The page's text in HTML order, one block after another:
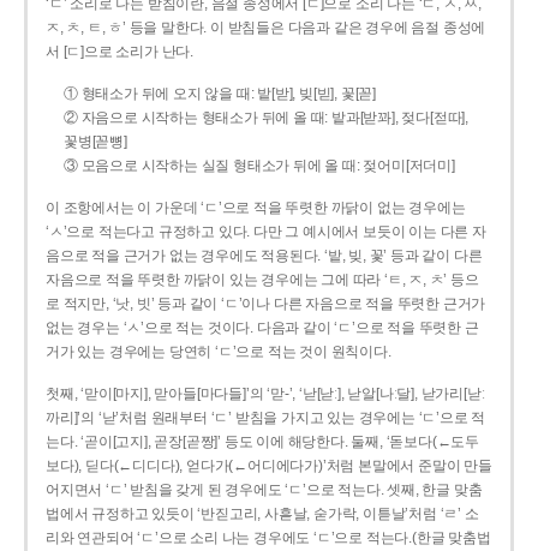
‘ㄷ’ 소리로 나는 받침이란, 음절 종성에서 [ㄷ]으로 소리 나는 ‘ㄷ, ㅅ, ㅆ,
ㅈ, ㅊ, ㅌ, ㅎ’ 등을 말한다. 이 받침들은 다음과 같은 경우에 음절 종성에
서 [ㄷ]으로 소리가 난다.
① 형태소가 뒤에 오지 않을 때: 밭[받], 빚[빋], 꽃[꼳]
② 자음으로 시작하는 형태소가 뒤에 올 때: 밭과[받꽈], 젖다[젇따],
꽃병[꼳뼝]
③ 모음으로 시작하는 실질 형태소가 뒤에 올 때: 젖어미[저더미]
이 조항에서는 이 가운데 ‘ㄷ’으로 적을 뚜렷한 까닭이 없는 경우에는
‘ㅅ’으로 적는다고 규정하고 있다. 다만 그 예시에서 보듯이 이는 다른 자
음으로 적을 근거가 없는 경우에도 적용된다. ‘밭, 빚, 꽃’ 등과 같이 다른
자음으로 적을 뚜렷한 까닭이 있는 경우에는 그에 따라 ‘ㅌ, ㅈ, ㅊ’ 등으
로 적지만, ‘낫, 빗’ 등과 같이 ‘ㄷ’이나 다른 자음으로 적을 뚜렷한 근거가
없는 경우는 ‘ㅅ’으로 적는 것이다. 다음과 같이 ‘ㄷ’으로 적을 뚜렷한 근
거가 있는 경우에는 당연히 ‘ㄷ’으로 적는 것이 원칙이다.
첫째, ‘맏이[마지], 맏아들[마다들]’의 ‘맏-’, ‘낟[낟ː], 낟알[나ː달], 낟가리[낟ː
까리]’의 ‘낟’처럼 원래부터 ‘ㄷ’ 받침을 가지고 있는 경우에는 ‘ㄷ’으로 적
는다. ‘곧이[고지], 곧장[곧짱]’ 등도 이에 해당한다. 둘째, ‘돋보다(←도두
보다), 딛다(←디디다), 얻다가(←어디에다가)’처럼 본말에서 준말이 만들
어지면서 ‘ㄷ’ 받침을 갖게 된 경우에도 ‘ㄷ’으로 적는다. 셋째, 한글 맞춤
법에서 규정하고 있듯이 ‘반짇고리, 사흗날, 숟가락, 이튿날’처럼 ‘ㄹ’ 소
리와 연관되어 ‘ㄷ’으로 소리 나는 경우에도 ‘ㄷ’으로 적는다.(한글 맞춤법